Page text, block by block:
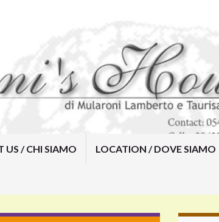
SIAMO
US / CHI SIAMO LOCATION / DOVE SIAMO